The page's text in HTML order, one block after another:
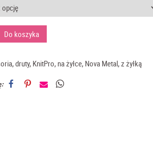
Do koszyka
,druty, KnitPro, na żyłce, Nova Metal,z żyłką